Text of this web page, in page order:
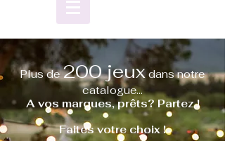
Plus de200 jeux dans notre
catalogue...
A vos marques, prêts? Partez !
Faites votre choix !